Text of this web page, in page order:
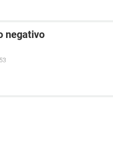
negativo